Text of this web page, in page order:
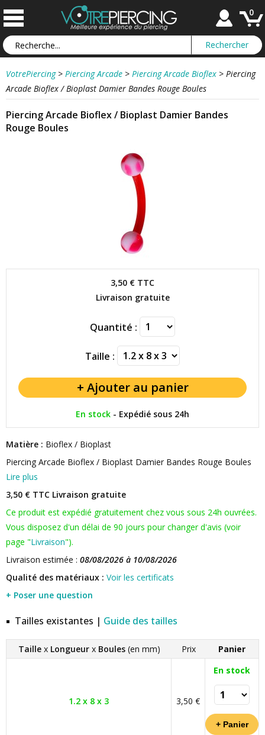
0
VotrePiercing > Piercing Arcade > Piercing Arcade Bioflex > Piercing
Arcade Bioflex / Bioplast Damier Bandes Rouge Boules
Piercing Arcade Bioflex / Bioplast Damier Bandes
Rouge Boules
3,50 € TTC
Livraison gratuite
Quantité :
Taille :
En stock - Expédié sous 24h
Matière : Bioflex / Bioplast
Piercing Arcade Bioflex / Bioplast Damier Bandes Rouge Boules
Lire plus
3,50 € TTC Livraison gratuite
Ce produit est expédié gratuitement chez vous sous 24h ouvrées.
Vous disposez d'un délai de 90 jours pour changer d'avis (voir
page "Livraison").
Livraison estimée : 08/08/2026 à 10/08/2026
Qualité des matériaux : Voir les certificats
+ Poser une question
Tailles existantes | Guide des tailles
Taille x Longueur x Boules (en mm) Prix Panier
1.2 x 8 x 3 3,50 €
En stock